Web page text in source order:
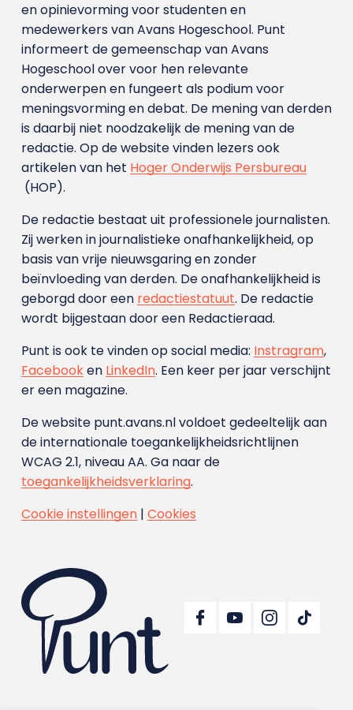
en opinievorming voor studenten en
medewerkers van Avans Hoge­school. Punt
informeert de gemeenschap van Avans
Hogeschool over voor hen relevante
onderwerpen en fungeert als podium voor
meningsvorming en debat. De mening van derden
is daarbij niet noodzakelijk de mening van de
redactie. Op de website vinden lezers ook
artikelen van het Hoger Onderwijs Persbureau
(HOP).
De redactie bestaat uit professionele journalisten.
Zij werken in journalistieke onafhankelijkheid, op
basis van vrije nieuwsgaring en zonder
beïnvloeding van derden. De onafhankelijkheid is
geborgd door een redactiestatuut. De redactie
wordt bijgestaan door een Redactieraad.
Punt is ook te vinden op social media: Instragram,
Facebooken LinkedIn. Een keer per jaar verschijnt
er een magazine.
De website punt.avans.nl voldoet gedeeltelijk aan
de internationale toegankelijkheidsrichtlijnen
WCAG 2.1, niveau AA. Ga naar de
toegankelijkheidsverklaring.
Cookie instellingen| Cookies